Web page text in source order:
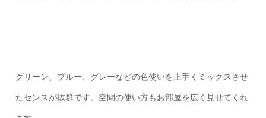
グリーン、ブルー、グレーなどの色使いを上手くミックスさせ
たセンスが抜群です。空間の使い方もお部屋を広く見せてくれ